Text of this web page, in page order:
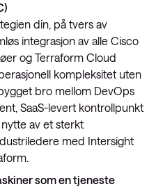
din, på tvers av
integrasjon av alle Cisco
og Terraform Cloud
kompleksitet uten
bro mellom DevOps
SaaS-levert kontrollpunkt
av et sterkt
med Intersight
som en tjeneste